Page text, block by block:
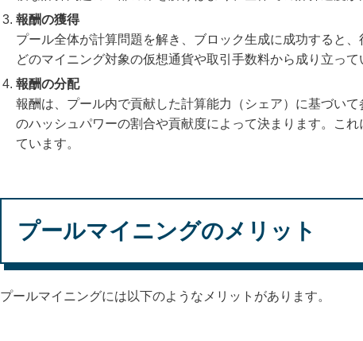
報酬の獲得
プール全体が計算問題を解き、ブロック生成に成功すると
どのマイニング対象の仮想通貨や取引手数料から成り立って
報酬の分配
報酬は、プール内で貢献した計算能力（シェア）に基づい
のハッシュパワーの割合や貢献度によって決まります。こ
ています。
プールマイニングのメリット
プールマイニングには以下のようなメリットがあります。